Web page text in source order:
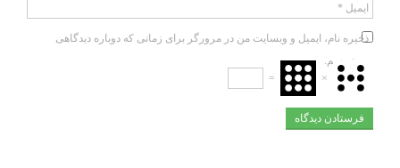
ایمیل *
ذخیره نام، ایمیل و وبسایت من در مرورگر برای زمانی که دوباره دیدگاهی
می‌نویسم.
×
=